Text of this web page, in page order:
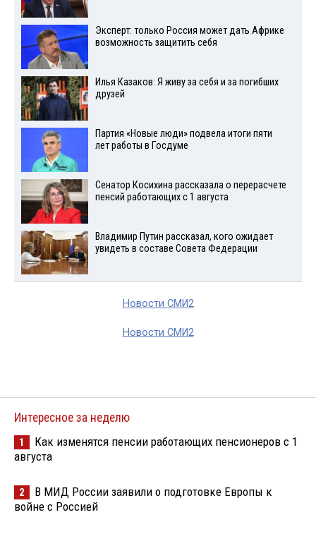
Эксперт: только Россия может дать Африке
возможность защитить себя
Илья Казаков: Я живу за себя и за погибших
друзей
Партия «Новые люди» подвела итоги пяти
лет работы в Госдуме
Сенатор Косихина рассказала о перерасчете
пенсий работающих с 1 августа
Владимир Путин рассказал, кого ожидает
увидеть в составе Совета Федерации
Новости СМИ2
Новости СМИ2
Интересное за неделю
1
Как изменятся пенсии работающих пенсионеров с 1
августа
2
В МИД России заявили о подготовке Европы к
войне с Россией